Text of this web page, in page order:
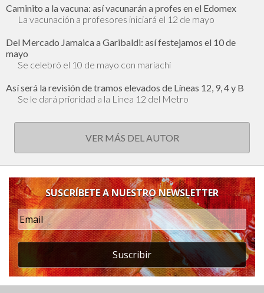
Caminito a la vacuna: así vacunarán a profes en el Edomex
La vacunación a profesores iniciará el 12 de mayo
Del Mercado Jamaica a Garibaldi: así festejamos el 10 de
mayo
Se celebró el 10 de mayo con mariachi
Así será la revisión de tramos elevados de Líneas 12, 9, 4 y B
Se le dará prioridad a la Línea 12 del Metro
VER MÁS DEL AUTOR
SUSCRÍBETE A NUESTRO NEWSLETTER
Suscribir